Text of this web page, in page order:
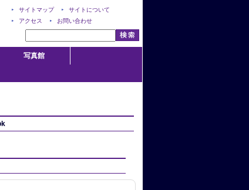
サイトマップ
サイトについて
アクセス
お問い合わせ
写真館